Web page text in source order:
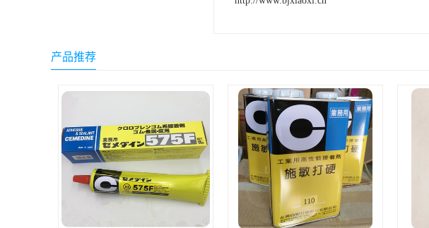
野川化学
3M胶带
美国氰特CTTEC
Sankol(岸本)
产品推荐